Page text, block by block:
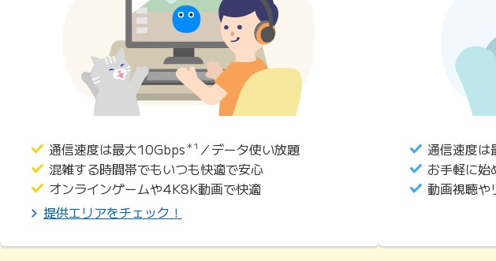
通信速度は最大10Gbps ＊1 ／データ使い放題
混雑する時間帯でもいつも快適で安心
オンラインゲームや4K8K動画で快適
提供エリアをチェック！
通信速度
お手軽に始
動画視聴や